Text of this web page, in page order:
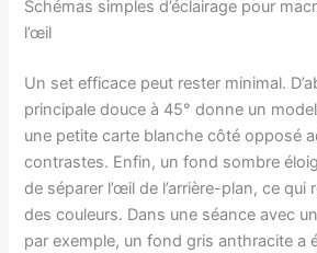
Schémas simples d’éclairage pour
l’œil
Un set efficace peut rester minimal.
principale douce à 45° donne un
une petite carte blanche côté opposé
contrastes. Enfin, un fond sombre
de séparer l’œil de l’arrière-plan, ce qui
des couleurs. Dans une séance avec
par exemple, un fond gris anthracite a